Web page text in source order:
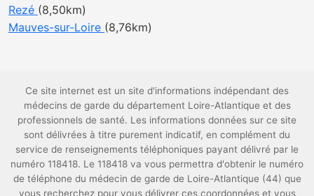
Rezé (8,50km)
Mauves-sur-Loire (8,76km)
Ce site internet est un site d'informations indépendant des
médecins de garde du département Loire-Atlantique et des
professionnels de santé. Les informations données sur ce site
sont délivrées à titre purement indicatif, en complément du
service de renseignements téléphoniques payant délivré par le
numéro 118418. Le 118418 va vous permettra d'obtenir le numéro
de téléphone du médecin de garde de Loire-Atlantique (44) que
vous recherchez pour vous délivrer ces coordonnées et vous